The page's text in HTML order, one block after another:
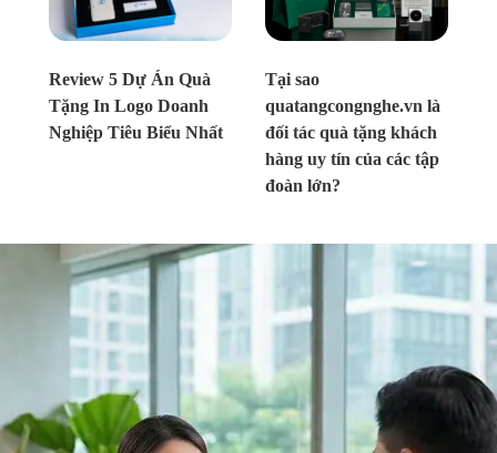
Review 5 Dự Án Quà
Tặng In Logo Doanh
Nghiệp Tiêu Biểu Nhất
Tại sao
quatangcongnghe.vn là
đối tác quà tặng khách
hàng uy tín của các tập
đoàn lớn?